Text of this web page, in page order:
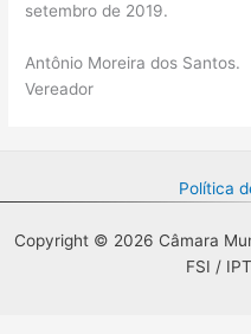
setembro de 2019.
Antônio Moreira dos Santos.
Vereador
Política
Copyright © 2026 Câmara
FSI /